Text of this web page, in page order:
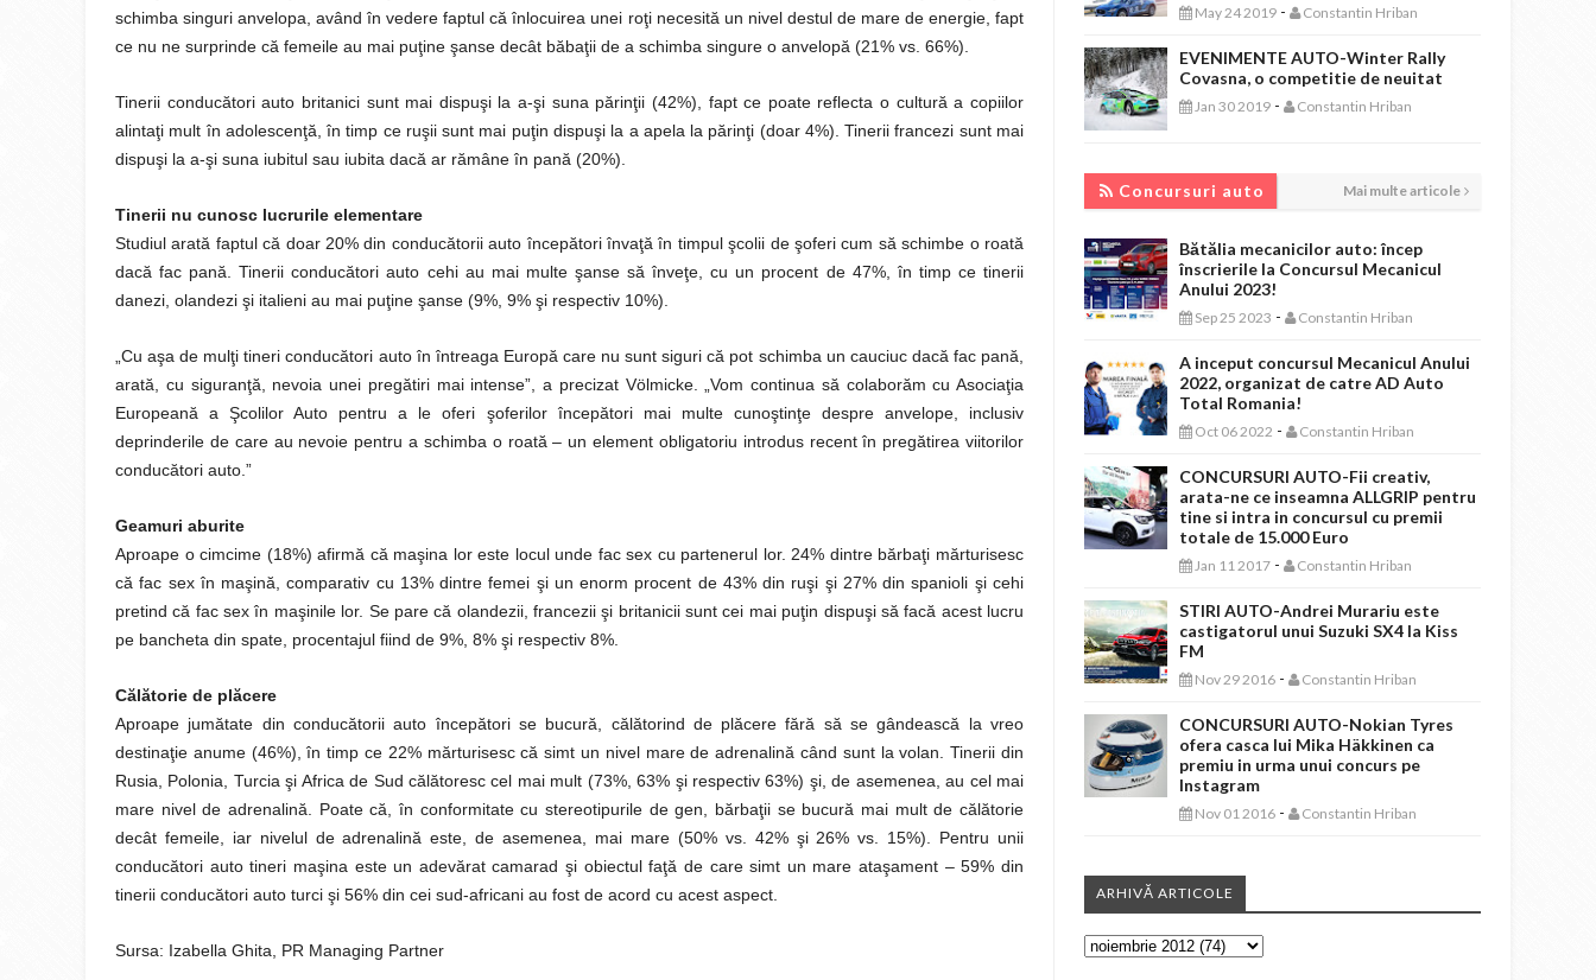
schimba singuri anvelopa, având în vedere faptul că înlocuirea unei roţi necesită un nivel destul de mare de energie, fapt
ce nu ne surprinde că femeile au mai puţine şanse decât băbaţii de a schimba singure o anvelopă (21% vs. 66%).
Tinerii conducători auto britanici sunt mai dispuşi la a-şi suna părinţii (42%), fapt ce poate reflecta o cultură a copiilor
alintaţi mult în adolescenţă, în timp ce ruşii sunt mai puţin dispuşi la a apela la părinţi (doar 4%). Tinerii francezi sunt mai
dispuşi la a-şi suna iubitul sau iubita dacă ar rămâne în pană (20%).
Tinerii nu cunosc lucrurile elementare
Studiul arată faptul că doar 20% din conducătorii auto începători învaţă în timpul şcolii de şoferi cum să schimbe o roată
dacă fac pană. Tinerii conducători auto cehi au mai multe şanse să înveţe, cu un procent de 47%, în timp ce tinerii
danezi, olandezi şi italieni au mai puţine şanse (9%, 9% şi respectiv 10%).
„Cu aşa de mulţi tineri conducători auto în întreaga Europă care nu sunt siguri că pot schimba un cauciuc dacă fac pană,
arată, cu siguranţă, nevoia unei pregătiri mai intense”, a precizat Völmicke. „Vom continua să colaborăm cu Asociaţia
Europeană a Şcolilor Auto pentru a le oferi şoferilor începători mai multe cunoştinţe despre anvelope, inclusiv
deprinderile de care au nevoie pentru a schimba o roată – un element obligatoriu introdus recent în pregătirea viitorilor
conducători auto.”
Geamuri aburite
Aproape o cimcime (18%) afirmă că maşina lor este locul unde fac sex cu partenerul lor. 24% dintre bărbaţi mărturisesc
că fac sex în maşină, comparativ cu 13% dintre femei şi un enorm procent de 43% din ruşi şi 27% din spanioli şi cehi
pretind că fac sex în maşinile lor. Se pare că olandezii, francezii şi britanicii sunt cei mai puţin dispuşi să facă acest lucru
pe bancheta din spate, procentajul fiind de 9%, 8% şi respectiv 8%.
Călătorie de plăcere
Aproape jumătate din conducătorii auto începători se bucură, călătorind de plăcere fără să se gândească la vreo
destinaţie anume (46%), în timp ce 22% mărturisesc că simt un nivel mare de adrenalină când sunt la volan. Tinerii din
Rusia, Polonia, Turcia şi Africa de Sud călătoresc cel mai mult (73%, 63% şi respectiv 63%) şi, de asemenea, au cel mai
mare nivel de adrenalină. Poate că, în conformitate cu stereotipurile de gen, bărbaţii se bucură mai mult de călătorie
decât femeile, iar nivelul de adrenalină este, de asemenea, mai mare (50% vs. 42% şi 26% vs. 15%). Pentru unii
conducători auto tineri maşina este un adevărat camarad şi obiectul faţă de care simt un mare ataşament – 59% din
tinerii conducători auto turci şi 56% din cei sud-africani au fost de acord cu acest aspect.
Sursa: Izabella Ghita, PR Managing Partner
May 24 2019 - Constantin Hriban
EVENIMENTE AUTO-Winter Rally
Covasna, o competitie de neuitat
Jan 30 2019 - Constantin Hriban
Concursuri auto Mai multe articole
Bătălia mecanicilor auto: încep
înscrierile la Concursul Mecanicul
Anului 2023!
Sep 25 2023 - Constantin Hriban
A inceput concursul Mecanicul Anului
2022, organizat de catre AD Auto
Total Romania!
Oct 06 2022 - Constantin Hriban
CONCURSURI AUTO-Fii creativ,
arata-ne ce inseamna ALLGRIP pentru
tine si intra in concursul cu premii
totale de 15.000 Euro
Jan 11 2017 - Constantin Hriban
STIRI AUTO-Andrei Murariu este
castigatorul unui Suzuki SX4 la Kiss
FM
Nov 29 2016 - Constantin Hriban
CONCURSURI AUTO-Nokian Tyres
ofera casca lui Mika Häkkinen ca
premiu in urma unui concurs pe
Instagram
Nov 01 2016 - Constantin Hriban
ARHIVĂ ARTICOLE